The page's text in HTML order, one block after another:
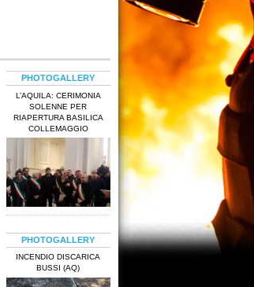
PHOTOGALLERY
L’AQUILA: CERIMONIA
SOLENNE PER
RIAPERTURA BASILICA
COLLEMAGGIO
PHOTOGALLERY
INCENDIO DISCARICA
BUSSI (AQ)